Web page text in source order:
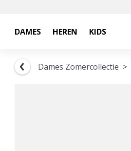
DAMES HEREN KIDS
Dames Zomercollectie